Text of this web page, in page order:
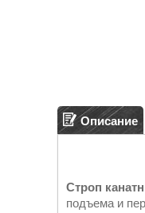
Описание
Строп
подъема и